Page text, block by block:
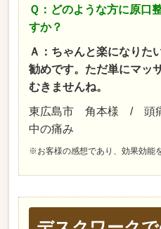
Ｑ：どのような方に原口
すか？
Ａ：ちゃんと楽になりた
勧めです。ただ単にマッ
むきませんね。
東広島市 角本様 / 頭痛
中の痛み
※お客様の感想であり、効果効能